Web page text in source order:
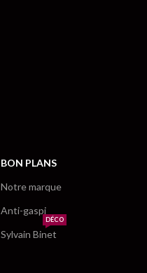
BON PLANS
Notre marque
Anti-gaspi
Sylvain Binet
DÉCO